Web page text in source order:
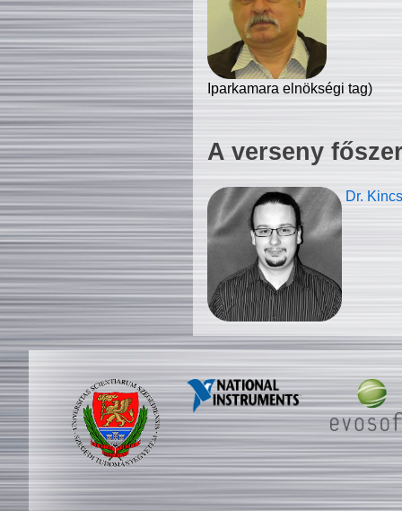
Iparkamara elnökségi tag)
A verseny
Dr.